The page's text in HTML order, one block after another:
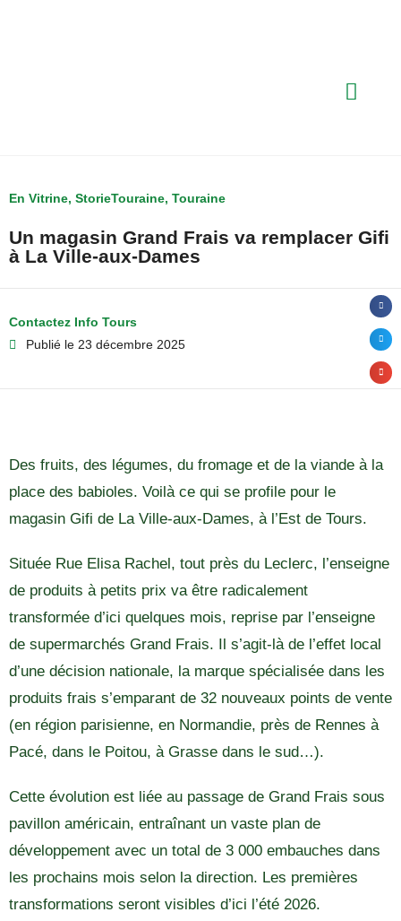
En Vitrine, StorieTouraine, Touraine
Un magasin Grand Frais va remplacer Gifi
à La Ville-aux-Dames
Contactez Info Tours
Publié le 23 décembre 2025
Des fruits, des légumes, du fromage et de la viande à la
place des babioles. Voilà ce qui se profile pour le
magasin Gifi de La Ville-aux-Dames, à l’Est de Tours.
Située Rue Elisa Rachel, tout près du Leclerc, l’enseigne
de produits à petits prix va être radicalement
transformée d’ici quelques mois, reprise par l’enseigne
de supermarchés Grand Frais. Il s’agit-là de l’effet local
d’une décision nationale, la marque spécialisée dans les
produits frais s’emparant de 32 nouveaux points de vente
(en région parisienne, en Normandie, près de Rennes à
Pacé, dans le Poitou, à Grasse dans le sud…).
Cette évolution est liée au passage de Grand Frais sous
pavillon américain, entraînant un vaste plan de
développement avec un total de 3 000 embauches dans
les prochains mois selon la direction. Les premières
transformations seront visibles d’ici l’été 2026.